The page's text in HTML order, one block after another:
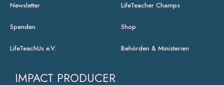
Newsletter LifeTeacher Champs
Spenden Shop
LifeTeachUs e.V. Behörden & Ministerien
IMPACT PRODUCER